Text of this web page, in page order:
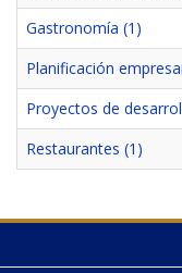
Gastronomía (1)
Planificación
Proyectos de
Restaurantes (1)